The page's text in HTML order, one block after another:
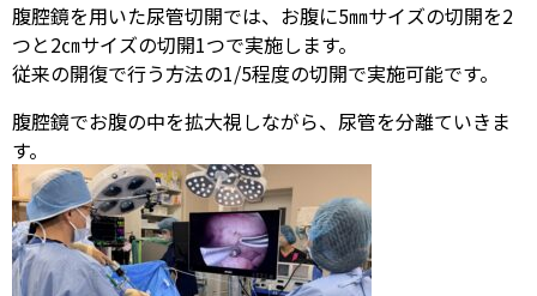
腹腔鏡を用いた尿管切開では、お腹に5㎜サイズの切開を2
つと2㎝サイズの切開1つで実施します。
従来の開復で行う方法の1/5程度の切開で実施可能です。
腹腔鏡でお腹の中を拡大視しながら、尿管を分離ていきま
す。